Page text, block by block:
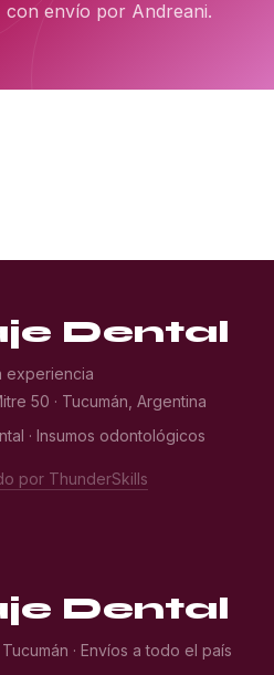
con envío por Andreani.
Dental
experiencia
50 · Tucumán, Argentina
· Insumos odontológicos
por ThunderSkills
Dental
· Envíos a todo el país